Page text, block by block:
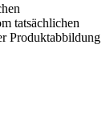
tatsächlichen
Produktabbildung